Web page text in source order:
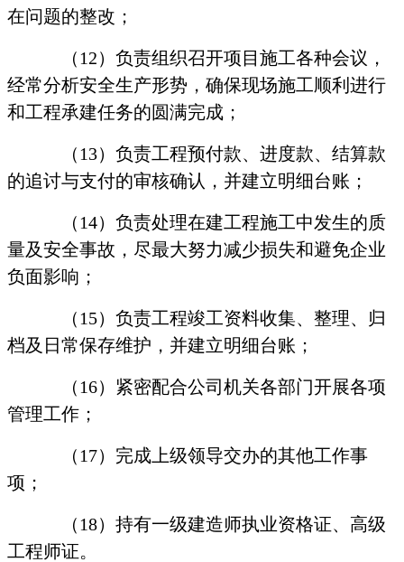
在问题的整改；
（12）负责组织召开项目施工各种会议，
经常分析安全生产形势，确保现场施工顺利进行
和工程承建任务的圆满完成；
（13）负责工程预付款、进度款、结算款
的追讨与支付的审核确认，并建立明细台账；
（14）负责处理在建工程施工中发生的质
量及安全事故，尽最大努力减少损失和避免企业
负面影响；
（15）负责工程竣工资料收集、整理、归
档及日常保存维护，并建立明细台账；
（16）紧密配合公司机关各部门开展各项
管理工作；
（17）完成上级领导交办的其他工作事
项；
（18）持有一级建造师执业资格证、高级
工程师证。